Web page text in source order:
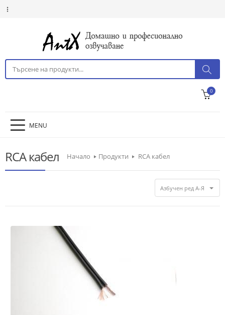
0
MENU
RCA кабел Начало Продукти RCA кабел
Азбучен ред А-Я